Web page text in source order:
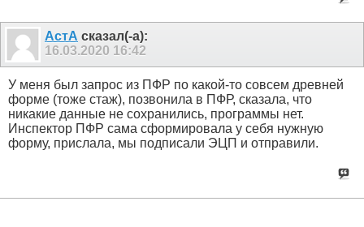
АстА сказал(-а):
16.03.2020 16:42
У меня был запрос из ПФР по какой-то совсем древней
форме (тоже стаж), позвонила в ПФР, сказала, что
никакие данные не сохранились, программы нет.
Инспектор ПФР сама сформировала у себя нужную
форму, прислала, мы подписали ЭЦП и отправили.